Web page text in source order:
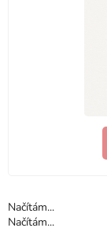
Načítám...
Načítám...